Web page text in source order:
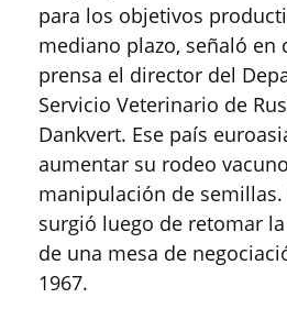
para los objetivos
mediano plazo, señaló en
prensa el director del
Servicio Veterinario de
Dankvert. Ese país
aumentar su rodeo
manipulación de
surgió luego de retomar
de una mesa de
1967.